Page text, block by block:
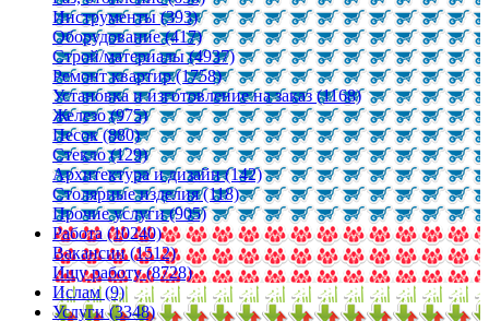
Инструменты (393)
Оборудование (417)
Строй/материалы (4937)
Ремонт квартир (1758)
Установка и изготовление на заказ (1168)
Железо (975)
Песок (880)
Стекло (129)
Архитектура и дизайн (142)
Столярные изделия (118)
Прочие услуги (905)
Работа (10240)
Вакансии (1512)
Ищу работу (8728)
Ислам (9)
Услуги (3348)